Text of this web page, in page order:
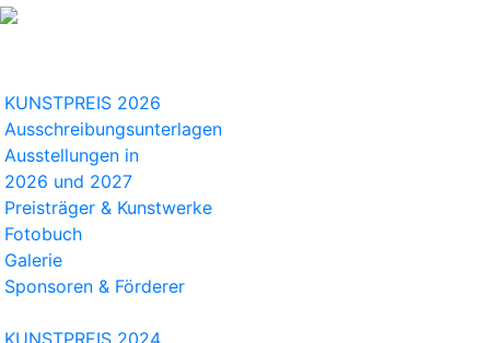
KUNSTPREIS 2026
Ausschreibungsunterlagen
Ausstellungen in
2026 und 2027
Preisträger & Kunstwerke
Fotobuch
Galerie
Sponsoren & Förderer
KUNSTPREIS 2024